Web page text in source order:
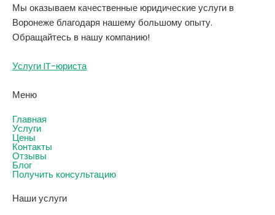
Мы оказываем качественные юридические услуги в
Воронеже благодаря нашему большому опыту.
Обращайтесь в нашу компанию!
Услуги IT-юриста
Меню
Главная
Услуги
Цены
Контакты
Отзывы
Блог
Получить консультацию
Наши услуги